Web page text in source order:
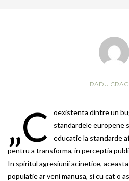
RADU
„C
oexistenta dintre un
standardele europene
educatie la standarde
pentru a transforma, in perceptia
In spiritul agresiunii acinetice,
populatie ar veni manusa, si cu cat o